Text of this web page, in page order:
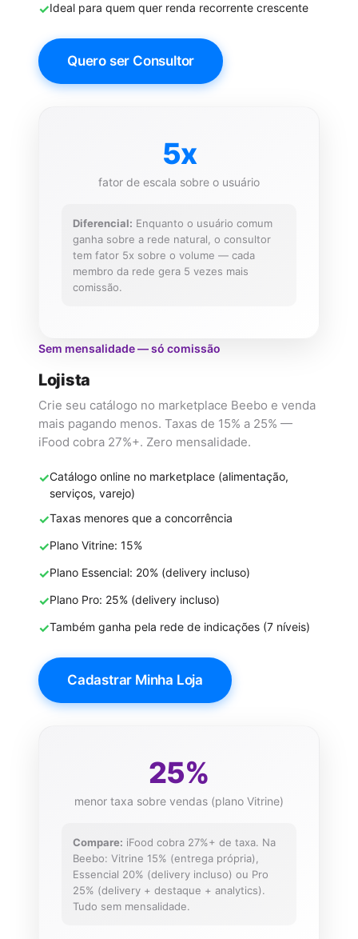
✓Ideal para quem quer renda recorrente crescente
Quero ser Consultor
5x
fator de escala sobre o usuário
Diferencial: Enquanto o usuário comum
ganha sobre a rede natural, o consultor
tem fator 5x sobre o volume — cada
membro da rede gera 5 vezes mais
comissão.
Sem mensalidade — só comissão
Lojista
Crie seu catálogo no marketplace Beebo e venda
mais pagando menos. Taxas de 15% a 25% —
iFood cobra 27%+. Zero mensalidade.
✓Catálogo online no marketplace (alimentação,
serviços, varejo)
✓Taxas menores que a concorrência
✓Plano Vitrine: 15%
✓Plano Essencial: 20% (delivery incluso)
✓Plano Pro: 25% (delivery incluso)
✓Também ganha pela rede de indicações (7 níveis)
Cadastrar Minha Loja
25%
menor taxa sobre vendas (plano Vitrine)
Compare: iFood cobra 27%+ de taxa. Na
Beebo: Vitrine 15% (entrega própria),
Essencial 20% (delivery incluso) ou Pro
25% (delivery + destaque + analytics).
Tudo sem mensalidade.